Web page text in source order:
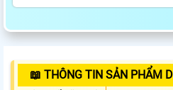
📖 THÔNG TIN SẢN PHẨM